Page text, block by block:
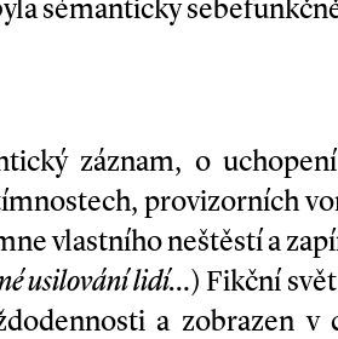
sémanticky
záznam, o
provizorních
vlastního neštěstí a
usilování lidí…) Fikční
a zobrazen